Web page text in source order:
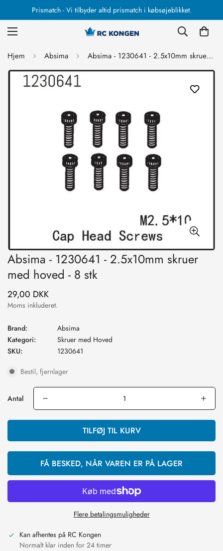
Prismatch - Vi tilbyder altid prismatch i købsøjeblikket.
Hjem Absima Absima - 1230641 - 2.5x10mm skruer med hoved - 8 stk
Absima - 1230641 - 2.5x10mm skruer
med hoved - 8 stk
Normal
pris
29,00 DKK
Moms inkluderet.
Brand:
Absima
Kategori:
Skruer med Hoved
SKU:
1230641
Bestil, fjernlager
Antal
TILFØJ TIL KURV
FÅ BESKED, NÅR VAREN ER PÅ LAGER
Flere betalingsmuligheder
Kan afhentes på RC Kongen
Normalt klar inden for 24 timer